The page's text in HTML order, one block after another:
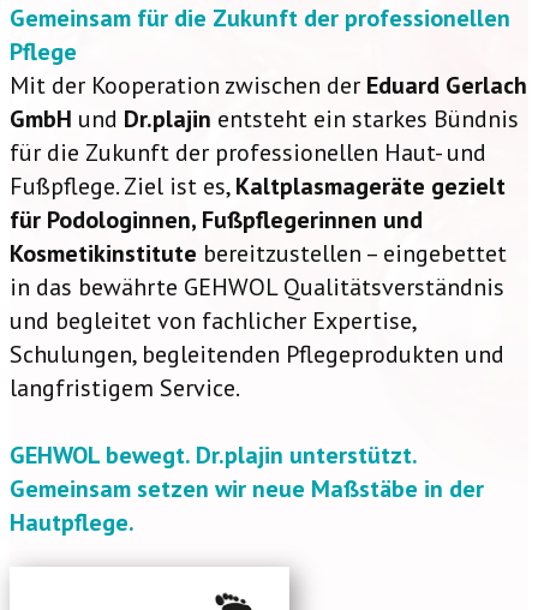
Gemeinsam für die Zukunft der professionellen
Pflege
Mit der Kooperation zwischen der Eduard Gerlach
GmbH und Dr.plajin entsteht ein starkes Bündnis
für die Zukunft der professionellen Haut- und
Fußpflege. Ziel ist es,Kaltplasmageräte gezielt
für Podologinnen, Fußpflegerinnen und
Kosmetikinstitute bereitzustellen – eingebettet
in das bewährte GEHWOL Qualitätsverständnis
und begleitet von fachlicher Expertise,
Schulungen, begleitenden Pflegeprodukten und
langfristigem Service.
GEHWOL bewegt. Dr.plajin unterstützt.
Gemeinsam setzen wir neue Maßstäbe in der
Hautpflege.